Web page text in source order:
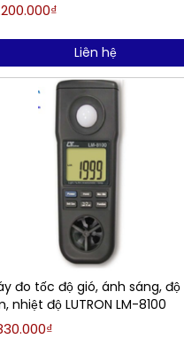
Liên hệ
đo tốc độ gió, ánh sáng, độ
nhiệt độ LUTRON LM-8100